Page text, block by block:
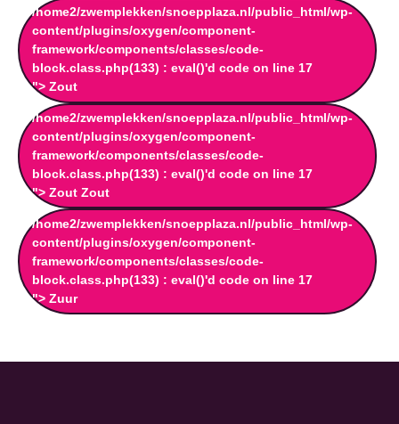
/home2/zwemplekken/snoepplaza.nl/public_html/wp-
content/plugins/oxygen/component-
framework/components/classes/code-
block.class.php(133) : eval()'d code on line 17
"> Zout
/home2/zwemplekken/snoepplaza.nl/public_html/wp-
content/plugins/oxygen/component-
framework/components/classes/code-
block.class.php(133) : eval()'d code on line 17
"> Zout Zout
/home2/zwemplekken/snoepplaza.nl/public_html/wp-
content/plugins/oxygen/component-
framework/components/classes/code-
block.class.php(133) : eval()'d code on line 17
"> Zuur